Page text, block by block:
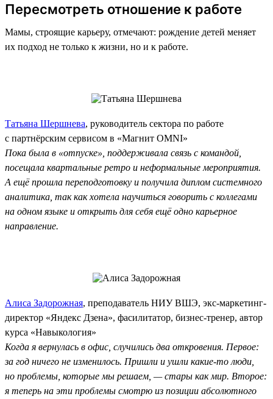
Пересмотреть отношение к работе
Мамы, строящие карьеру, отмечают: рождение детей меняет
их подход не только к жизни, но и к работе.
Татьяна Шершнева, руководитель сектора по работе
с партнёрским сервисом в «Магнит OMNI»
Пока была в «отпуске», поддерживала связь с командой,
посещала квартальные ретро и неформальные мероприятия.
А ещё прошла переподготовку и получила диплом системного
аналитика, так как хотела научиться говорить с коллегами
на одном языке и открыть для себя ещё одно карьерное
направление.
Алиса Задорожная, преподаватель НИУ ВШЭ, экс‑маркетинг-
директор «Яндекс Дзена», фасилитатор, бизнес-тренер, автор
курса «Навыкология»
Когда я вернулась в офис, случились два откровения. Первое:
за год ничего не изменилось. Пришли и ушли какие-то люди,
но проблемы, которые мы решаем, — стары как мир. Второе:
я теперь на эти проблемы смотрю из позиции абсолютного